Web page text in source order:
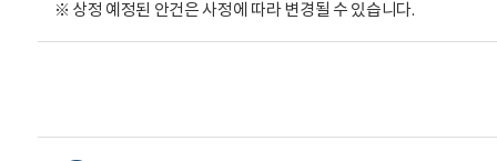
※ 상정 예정된 안건은 사정에 따라 변경될 수 있습니다.